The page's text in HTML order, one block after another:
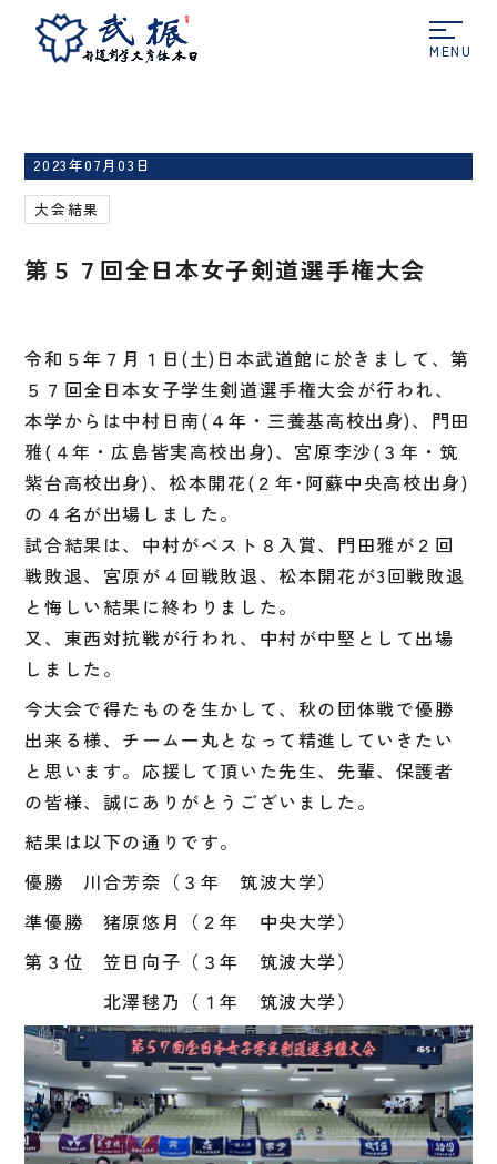
ホーム 大会結果
大会
2023年07月03日
大会結果
第５７回全日本女子剣道選手権大会
令和５年７月１日 (土) 日本武道館に於きまして、第
５７回全日本女子学生剣道選手権大会が行われ、
本学からは中村日南( ４年・三養基高校出身)、門田
雅( ４年・広島皆実高校出身)、宮原李沙( ３年・筑
紫台高校出身)、松本開花( ２年･阿蘇中央高校出身)
の４名が出場しました。
試合結果は、中村がベスト８入賞、門田雅が２回
戦敗退、宮原が４回戦敗退、松本開花が3回戦敗退
と悔しい結果に終わりました。
又、東西対抗戦が行われ、中村が中堅として出場
しました。
今大会で得たものを生かして、秋の団体戦で優勝
出来る様、チーム一丸となって精進していきたい
と思います。応援して頂いた先生、先輩、保護者
の皆様、誠にありがとうございました。
結果は以下の通りです。
優勝 川合芳奈（３年 筑波大学）
準優勝 猪原悠月（２年 中央大学）
第３位 笠日向子（３年 筑波大学）
北澤毬乃（１年 筑波大学）